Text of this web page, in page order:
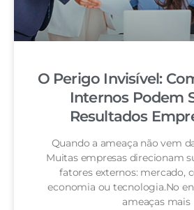
O Perigo Invisível:
Internos Podem
Resultados
Quando a ameaça não vem
Muitas empresas direcionam
fatores externos: mercado,
economia ou tecnologia.No
ameaças mais